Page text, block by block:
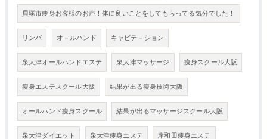
貝塚市痩身お客様のお声！体に良いことをしてもらってる気分でした！
リンパ オ－ルハンド キャビテ－ション
泉大津オールハンドエステ 泉大津マッサージ 痩身スクール大阪
痩身エステスクール大阪 結果が出る痩身技術大阪
オールハンド痩身スクール 結果が出るマッサージスクール大阪
泉大津ダイエット 泉大津痩身エステ 岸和田痩身エステ